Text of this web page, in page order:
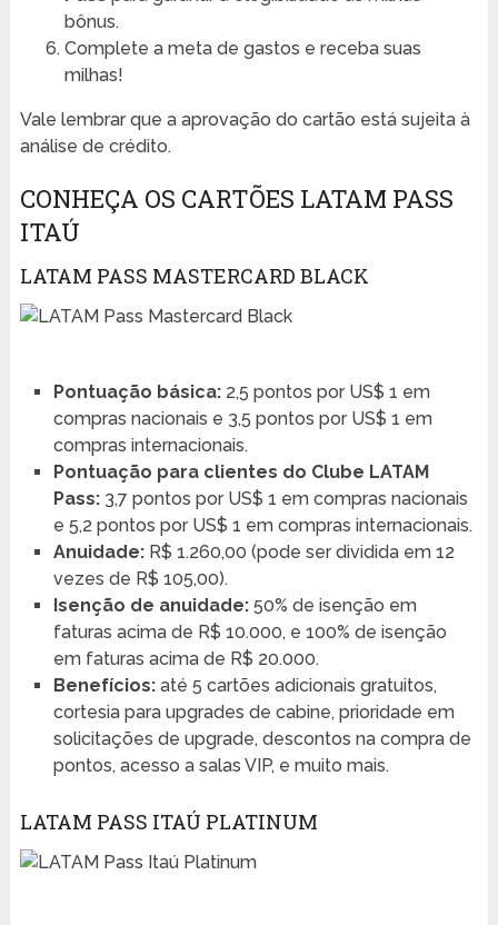
bônus.
Complete a meta de gastos e receba suas
milhas!
Vale lembrar que a aprovação do cartão está sujeita à
análise de crédito.
CONHEÇA OS CARTÕES LATAM PASS
ITAÚ
LATAM PASS MASTERCARD BLACK
Pontuação básica:2,5 pontos por US$ 1 em
compras nacionais e 3,5 pontos por US$ 1 em
compras internacionais.
Pontuação para clientes do Clube LATAM
Pass:3,7 pontos por US$ 1 em compras nacionais
e 5,2 pontos por US$ 1 em compras internacionais.
Anuidade:R$ 1.260,00 (pode ser dividida em 12
vezes de R$ 105,00).
Isenção de anuidade:50% de isenção em
faturas acima de R$ 10.000, e 100% de isenção
em faturas acima de R$ 20.000.
Benefícios:até 5 cartões adicionais gratuitos,
cortesia para upgrades de cabine, prioridade em
solicitações de upgrade, descontos na compra de
pontos, acesso a salas VIP, e muito mais.
LATAM PASS ITAÚ PLATINUM